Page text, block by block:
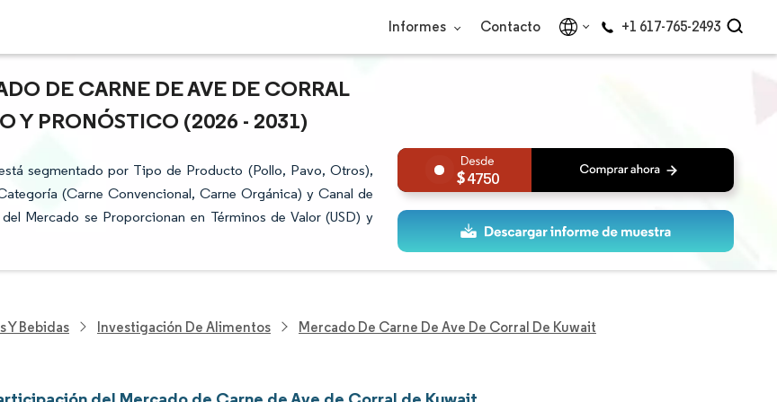
Informes Contacto +1 617-765-2493
DE CARNE DE AVE DE CORRAL
Y PRONÓSTICO (2026 - 2031)
segmentado por Tipo de Producto (Pollo, Pavo, Otros),
(Carne Convencional, Carne Orgánica) y Canal de
Mercado se Proporcionan en Términos de Valor (USD) y
4750
Y Bebidas Investigación De Alimentos Mercado De Carne De Ave De Corral De Kuwait